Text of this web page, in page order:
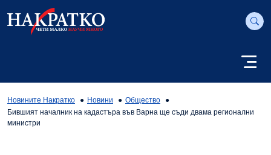
Новините Накратко Новини
Общество
Бившият началник на кадастъра във Варна ще съди двама регионални
министри